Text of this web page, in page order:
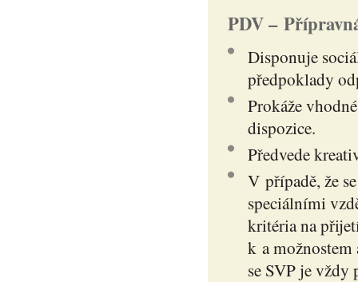
PDV –
Disponuje
předpoklady
Prokáže
dispozice.
Předvede
V případě, že
speciálními
kritéria na
k a
se SVP je